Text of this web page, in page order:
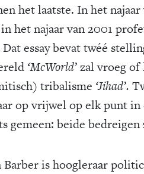
het laatste. In het
in het najaar van 2001
Dat essay bevat twéé
‘McWorld’zal vroeg
tribalisme ‘Jihad’.
op vrijwel op elk punt in
gemeen: beide
Barber is hoogleraar